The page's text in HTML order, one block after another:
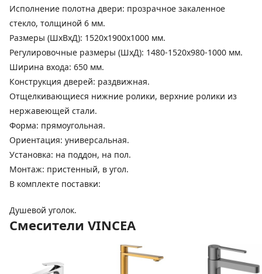
Исполнение полотна двери: прозрачное закаленное
стекло, толщиной 6 мм.
Размеры (ШхВхД): 1520х1900х1000 мм.
Регулировочные размеры (ШхД): 1480-1520х980-1000 мм.
Ширина входа: 650 мм.
Конструкция дверей: раздвижная.
Отщелкивающиеся нижние ролики, верхние ролики из
нержавеющей стали.
Форма: прямоугольная.
Ориентация: универсальная.
Установка: на поддон, на пол.
Монтаж: пристенный, в угол.
В комплекте поставки:
Душевой уголок.
Смесители VINCEA